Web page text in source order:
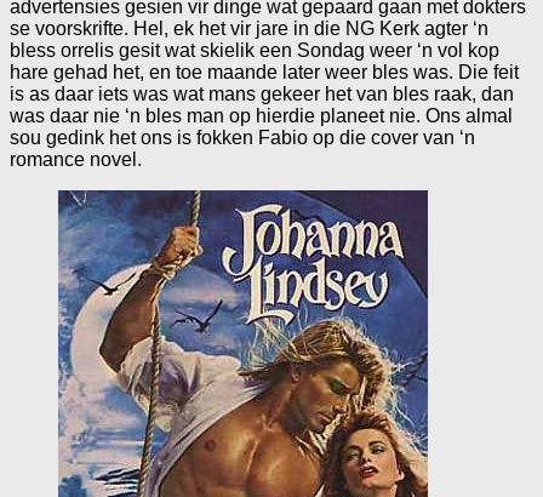
advertensies gesien vir dinge wat gepaard gaan met dokters
se voorskrifte. Hel, ek het vir jare in die NG Kerk agter ‘n
bless orrelis gesit wat skielik een Sondag weer ‘n vol kop
hare gehad het, en toe maande later weer bles was. Die feit
is as daar iets was wat mans gekeer het van bles raak, dan
was daar nie ‘n bles man op hierdie planeet nie. Ons almal
sou gedink het ons is fokken Fabio op die cover van ‘n
romance novel.